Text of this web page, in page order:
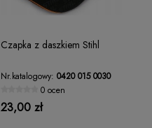
Czapka z daszkiem Stihl
Nr.katalogowy: 0420 015 0030
0 ocen
23,00 zł